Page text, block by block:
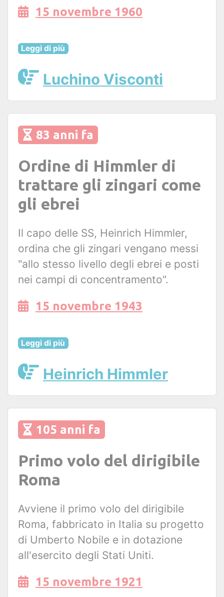
15 novembre 1960
Leggi di più
Luchino Visconti
83 anni fa
Ordine di Himmler di
trattare gli zingari come
gli ebrei
Il capo delle SS, Heinrich Himmler,
ordina che gli zingari vengano messi
"allo stesso livello degli ebrei e posti
nei campi di concentramento".
15 novembre 1943
Leggi di più
Heinrich Himmler
105 anni fa
Primo volo del dirigibile
Roma
Avviene il primo volo del dirigibile
Roma, fabbricato in Italia su progetto
di Umberto Nobile e in dotazione
all'esercito degli Stati Uniti.
15 novembre 1921